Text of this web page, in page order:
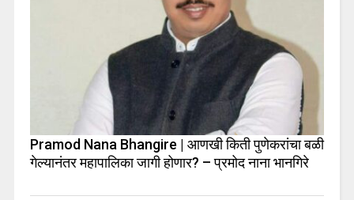
Pramod Nana Bhangire | आणखी किती पुणेकरांचा बळी
गेल्यानंतर महापालिका जागी होणार? – प्रमोद नाना भानगिरे